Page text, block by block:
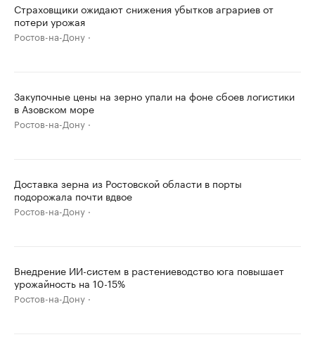
Страховщики ожидают снижения убытков аграриев от
потери урожая
Ростов-на-Дону
Закупочные цены на зерно упали на фоне сбоев логистики
в Азовском море
Ростов-на-Дону
Доставка зерна из Ростовской области в порты
подорожала почти вдвое
Ростов-на-Дону
Внедрение ИИ-систем в растениеводство юга повышает
урожайность на 10-15%
Ростов-на-Дону